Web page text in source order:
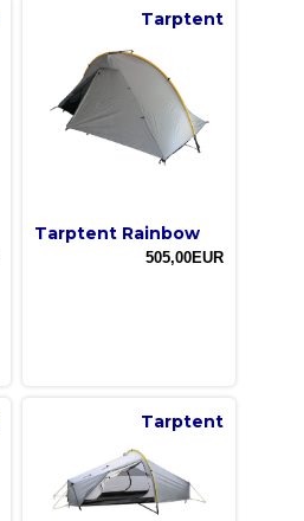
Tarptent
Tarptent Rainbow
505,00EUR
Tarptent